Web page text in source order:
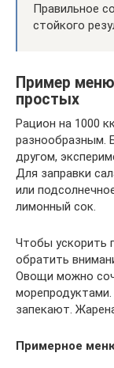
Правильное
стойкого
Пример
простых
Рацион на 1000
разнообразным.
другом,
Для заправки
или
лимонный сок.
Чтобы ускорить
обратить
Овощи можно
запекают.
Примерное